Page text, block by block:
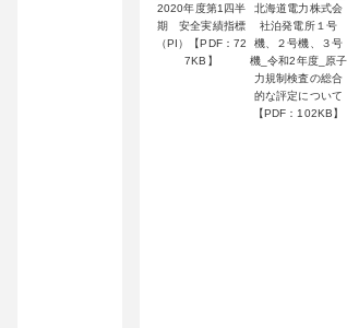
2020年度第1四半
期 安全実績指標
（PI）【PDF：72
7KB】
北海道電力株式会
社泊発電所１号
機、２号機、３号
機_令和2年度_原子
力規制検査の総合
的な評定について
【PDF：102KB】